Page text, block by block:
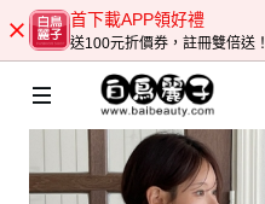
首下載APP領好禮
送100元折價券，註冊雙倍送！